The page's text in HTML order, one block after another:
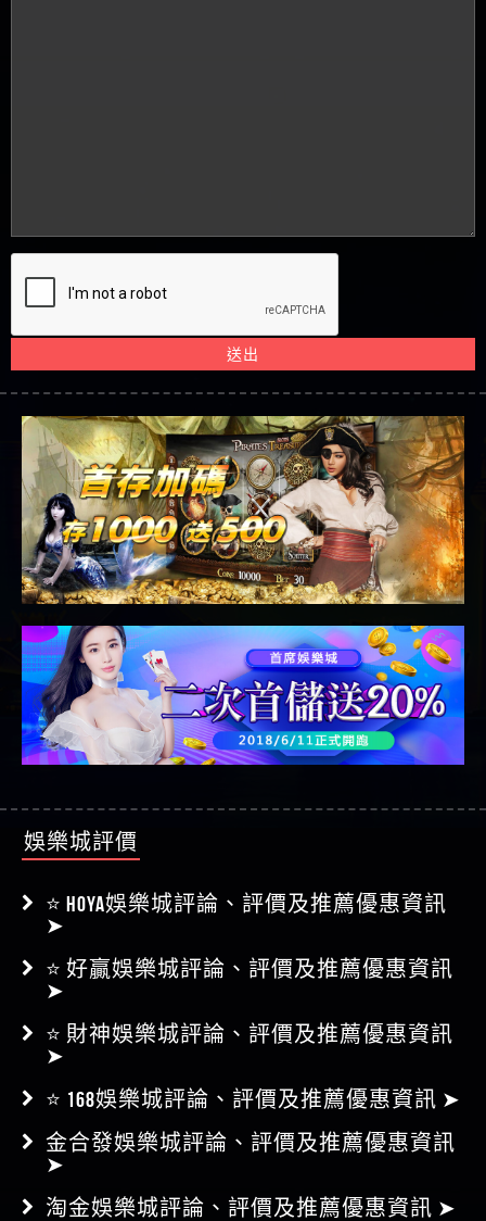
送出
娛樂城評價
⭐ HOYA娛樂城評論、評價及推薦優惠資訊
➤
⭐ 好贏娛樂城評論、評價及推薦優惠資訊
➤
⭐ 財神娛樂城評論、評價及推薦優惠資訊
➤
⭐ 168娛樂城評論、評價及推薦優惠資訊 ➤
金合發娛樂城評論、評價及推薦優惠資訊
➤
淘金娛樂城評論、評價及推薦優惠資訊 ➤